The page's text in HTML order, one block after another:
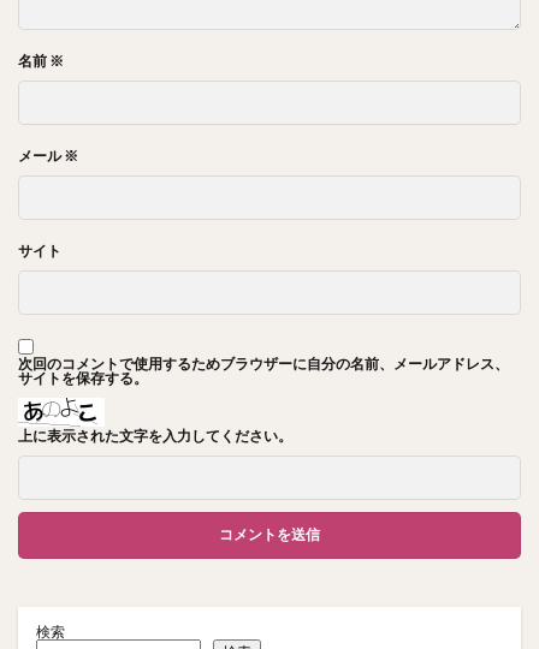
名前 ※
メール※
サイト
次回のコメントで使用するためブラウザーに自分の名前、メールアドレス、
サイトを保存する。
上に表示された文字を入力してください。
検索